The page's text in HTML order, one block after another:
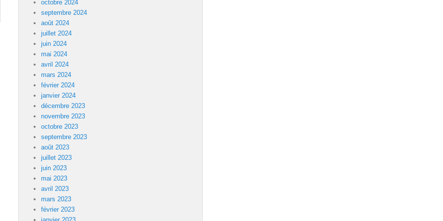
octobre 2024
septembre 2024
août 2024
juillet 2024
juin 2024
mai 2024
avril 2024
mars 2024
février 2024
janvier 2024
décembre 2023
novembre 2023
octobre 2023
septembre 2023
août 2023
juillet 2023
juin 2023
mai 2023
avril 2023
mars 2023
février 2023